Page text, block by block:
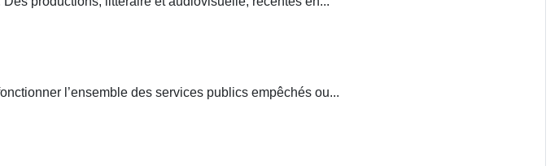
l’ensemble des services publics empêchés ou...